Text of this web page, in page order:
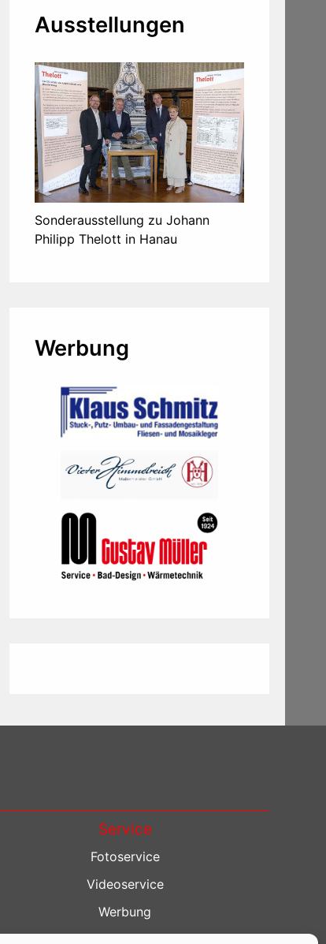
Ausstellungen
Sonderausstellung zu Johann
Philipp Thelott in Hanau
Werbung
Service
Fotoservice
Videoservice
Werbung